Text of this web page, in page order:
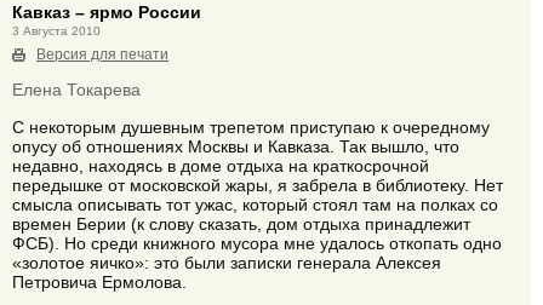
Кавказ – ярмо России
3 Августа 2010
Версия для печати
Елена Токарева
С некоторым душевным трепетом приступаю к очередному
опусу об отношениях Москвы и Кавказа. Так вышло, что
недавно, находясь в доме отдыха на краткосрочной
передышке от московской жары, я забрела в библиотеку. Нет
смысла описывать тот ужас, который стоял там на полках со
времен Берии (к слову сказать, дом отдыха принадлежит
ФСБ). Но среди книжного мусора мне удалось откопать одно
«золотое яичко»: это были записки генерала Алексея
Петровича Ермолова.